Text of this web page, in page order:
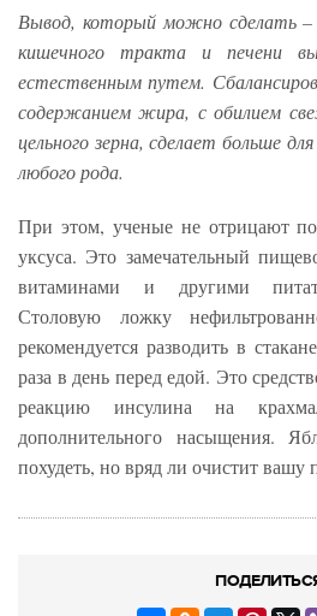
Вывод, который можно сделать
кишечного тракта и печени
естественным путем.
содержанием жира, с обилием
цельного зерна, сделает больше
любого рода.
При этом, ученые не отрицают
уксуса. Это замечательный
витаминами и другими
Столовую ложку
рекомендуется разводить в
раза в день перед едой. Это
реакцию инсулина на
дополнительного насыщения.
похудеть, но вряд ли очистит вашу